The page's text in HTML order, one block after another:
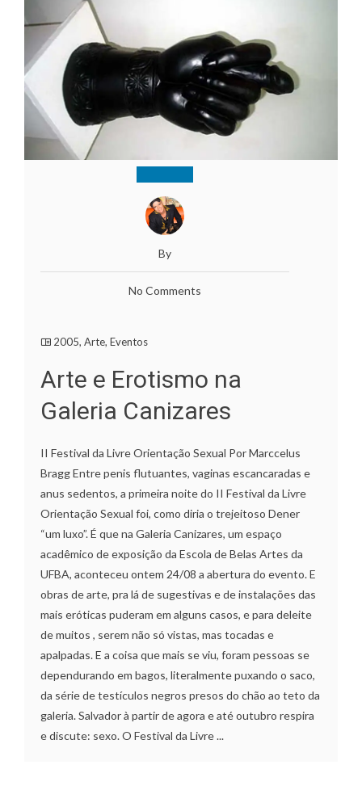
By
No Comments
2005, Arte, Eventos
Arte e Erotismo na
Galeria Canizares
II Festival da Livre Orientação Sexual Por Marccelus
Bragg Entre penis flutuantes, vaginas escancaradas e
anus sedentos, a primeira noite do II Festival da Livre
Orientação Sexual foi, como diria o trejeitoso Dener
“um luxo”. É que na Galeria Canizares, um espaço
acadêmico de exposição da Escola de Belas Artes da
UFBA, aconteceu ontem 24/08 a abertura do evento. E
obras de arte, pra lá de sugestivas e de instalações das
mais eróticas puderam em alguns casos, e para deleite
de muitos , serem não só vistas, mas tocadas e
apalpadas. E a coisa que mais se viu, foram pessoas se
dependurando em bagos, literalmente puxando o saco,
da série de testículos negros presos do chão ao teto da
galeria. Salvador à partir de agora e até outubro respira
e discute: sexo. O Festival da Livre ...